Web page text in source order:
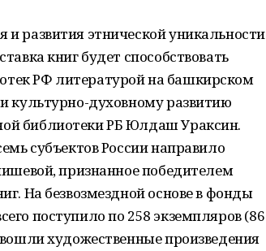
развития этнической уникальности
книг будет способствовать
РФ литературой на башкирском
культурно-духовному развитию
библиотеки РБ Юлдаш Ураксин.
субъектов России направило
признанное победителем
На безвозмездной основе в фонды
поступило по 258 экземпляров (86
художественные произведения